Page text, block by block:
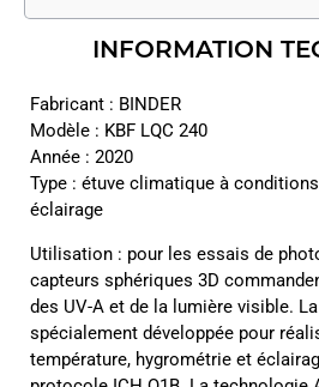
INFORMATION
Fabricant : BINDER
Modèle : KBF LQC 240
Année : 2020
Type : étuve climatique à
éclairage
Utilisation : pour les essais de
capteurs sphériques 3D
des UV-A et de la lumière visible.
spécialement développée pour
température, hygrométrie et